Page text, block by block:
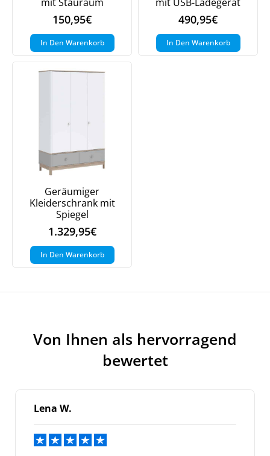
150,95€
In Den Warenkorb
490,95€
In Den Warenkorb
Geräumiger
Kleiderschrank mit
Spiegel
1.329,95€
In Den Warenkorb
Von Ihnen als hervorragend
bewertet
Lena W.